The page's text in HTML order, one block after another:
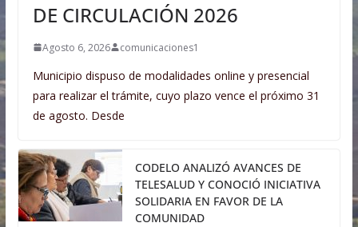
DE CIRCULACIÓN 2026
Agosto 6, 2026 comunicaciones1
Municipio dispuso de modalidades online y presencial
para realizar el trámite, cuyo plazo vence el próximo 31
de agosto. Desde
CODELO ANALIZÓ AVANCES DE
TELESALUD Y CONOCIÓ INICIATIVA
SOLIDARIA EN FAVOR DE LA
COMUNIDAD